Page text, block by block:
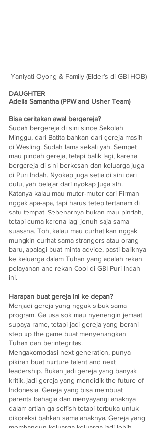
Yaniyati Oyong & Family (Elder’s di GBI HOB)
DAUGHTER
Adelia Samantha (PPW and Usher Team)
Bisa ceritakan awal bergereja?
Sudah bergereja di sini since Sekolah
Minggu, dari Batita bahkan dari gereja masih
di Wesling. Sudah lama sekali yah. Sempet
mau pindah gereja, tetapi balik lagi, karena
bergereja di sini berkesan dan keluarga juga
di Puri Indah. Nyokap juga setia di sini dari
dulu, yah belajar dari nyokap juga sih.
Katanya kalau mau muter-muter cari Firman
nggak apa-apa, tapi harus tetep tertanam di
satu tempat. Sebenarnya bukan mau pindah,
tetapi cuma karena lagi jenuh saja sama
suasana. Toh, kalau mau curhat kan nggak
mungkin curhat sama strangers atau orang
baru, apalagi buat minta advice, pasti baliknya
ke keluarga dalam Tuhan yang adalah rekan
pelayanan and rekan Cool di GBI Puri Indah
ini.
Harapan buat gereja ini ke depan?
Menjadi gereja yang nggak sibuk sama
program. Ga usa sok mau nyenengin jemaat
supaya rame, tetapi jadi gereja yang berani
step up the game buat menyenangkan
Tuhan dan berintegritas.
Mengakomodasi next generation, punya
pikiran buat nurture talent and next
leadership. Bukan jadi gereja yang banyak
kritik, jadi gereja yang mendidik the future of
Indonesia. Gereja yang bisa membuat
parents bahagia dan menyayangi anaknya
dalam artian ga selfish tetapi terbuka untuk
dikoreksi bahkan sama anaknya. Gereja yang